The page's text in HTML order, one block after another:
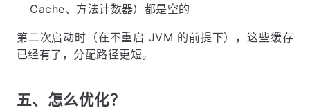
Cache、方法计数器）都是空的
第二次启动时（在不重启 JVM 的前提下），这些缓存
已经有了，分配路径更短。
五、怎么优化？